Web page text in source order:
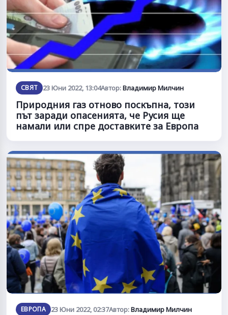
СВЯТ 23 Юни 2022, 13:04Автор:Владимир Милчин
Природния газ отново поскъпна, този
път заради опасенията, че Русия ще
намали или спре доставките за Европа
ЕВРОПА 23 Юни 2022, 02:37Автор:Владимир Милчин